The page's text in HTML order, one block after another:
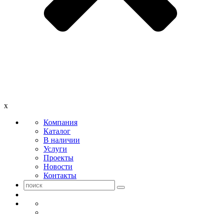
x
Компания
Каталог
В наличии
Услуги
Проекты
Новости
Контакты